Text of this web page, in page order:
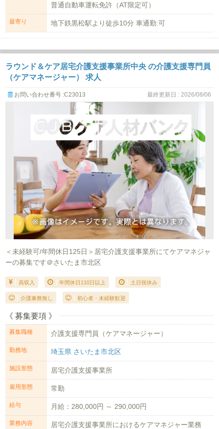
普通自動車運転免許（AT限定可）
最寄り 地下鉄黒松駅より徒歩10分 車通勤:可
ラウンド＆ケア居宅介護支援事業所中央 の介護支援専門員
（ケアマネージャー） 求人
お問い合わせ番号 :C23013 最終更新日 : 2026/08/06
＜未経験可/年間休日125日＞居宅介護支援事業所にてケアマネジャ
ーの募集です＠さいたま市北区
高収入 年間休日110日以上 土日祝休み
介護兼務無し 初心者・未経験歓迎
《 募集要項 》
募集職種 介護支援専門員（ケアマネージャー）
勤務地 埼玉県 さいたま市北区
施設形態 居宅介護支援事業所
雇用形態 常勤
給与 月給：280,000円 ～ 290,000円
業務内容
居宅介護支援事業所におけるケアマネジャー業務